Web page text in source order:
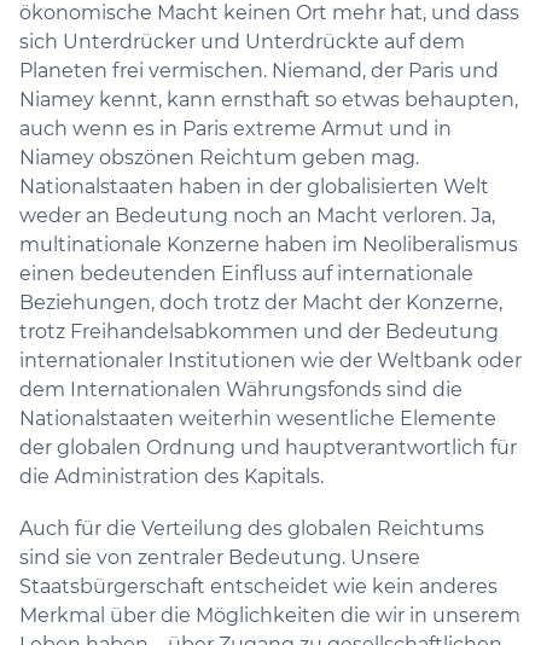
ökonomische Macht keinen Ort mehr hat, und dass
sich Unterdrücker und Unterdrückte auf dem
Planeten frei vermischen. Niemand, der Paris und
Niamey kennt, kann ernsthaft so etwas behaupten,
auch wenn es in Paris extreme Armut und in
Niamey obszönen Reichtum geben mag.
Nationalstaaten haben in der globalisierten Welt
weder an Bedeutung noch an Macht verloren. Ja,
multinationale Konzerne haben im Neoliberalismus
einen bedeutenden Einfluss auf internationale
Beziehungen, doch trotz der Macht der Konzerne,
trotz Freihandelsabkommen und der Bedeutung
internationaler Institutionen wie der Weltbank oder
dem Internationalen Währungsfonds sind die
Nationalstaaten weiterhin wesentliche Elemente
der globalen Ordnung und hauptverantwortlich für
die Administration des Kapitals.
Auch für die Verteilung des globalen Reichtums
sind sie von zentraler Bedeutung. Unsere
Staatsbürgerschaft entscheidet wie kein anderes
Merkmal über die Möglichkeiten die wir in unserem